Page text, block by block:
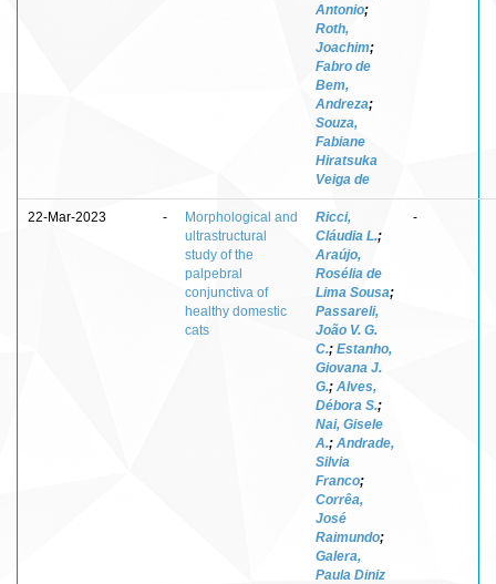
Antonio;
Roth,
Joachim;
Fabro de
Bem,
Andreza;
Souza,
Fabiane
Hiratsuka
Veiga de
22-Mar-2023 -
Morphological and
ultrastructural
study of the
palpebral
conjunctiva of
healthy domestic
cats
Ricci,
Cláudia L.;
Araújo,
Rosélia de
Lima Sousa;
Passareli,
João V. G.
C.; Estanho,
Giovana J.
G.; Alves,
Débora S.;
Nai, Gisele
A.; Andrade,
Silvia
Franco;
Corrêa,
José
Raimundo;
Galera,
Paula Diniz
-